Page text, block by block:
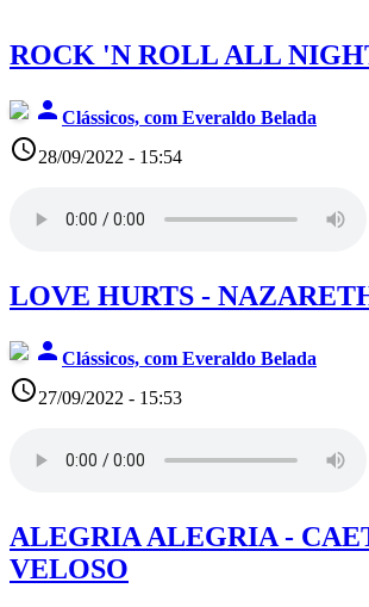
ROCK 'N ROLL ALL
person Clássicos, com Everaldo Belada
access_time28/09/2022 - 15:54
LOVE HURTS -
person Clássicos, com Everaldo Belada
access_time27/09/2022 - 15:53
ALEGRIA ALEGRIA -
VELOSO